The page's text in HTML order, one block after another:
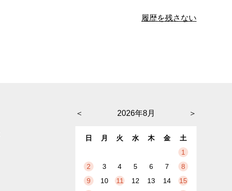
履歴を残さない
＜ ＞
2026年8月
日 月 火 水 木 金
土
1
2
3 4 5 6 7
8
9
10 11 12 13 14 15